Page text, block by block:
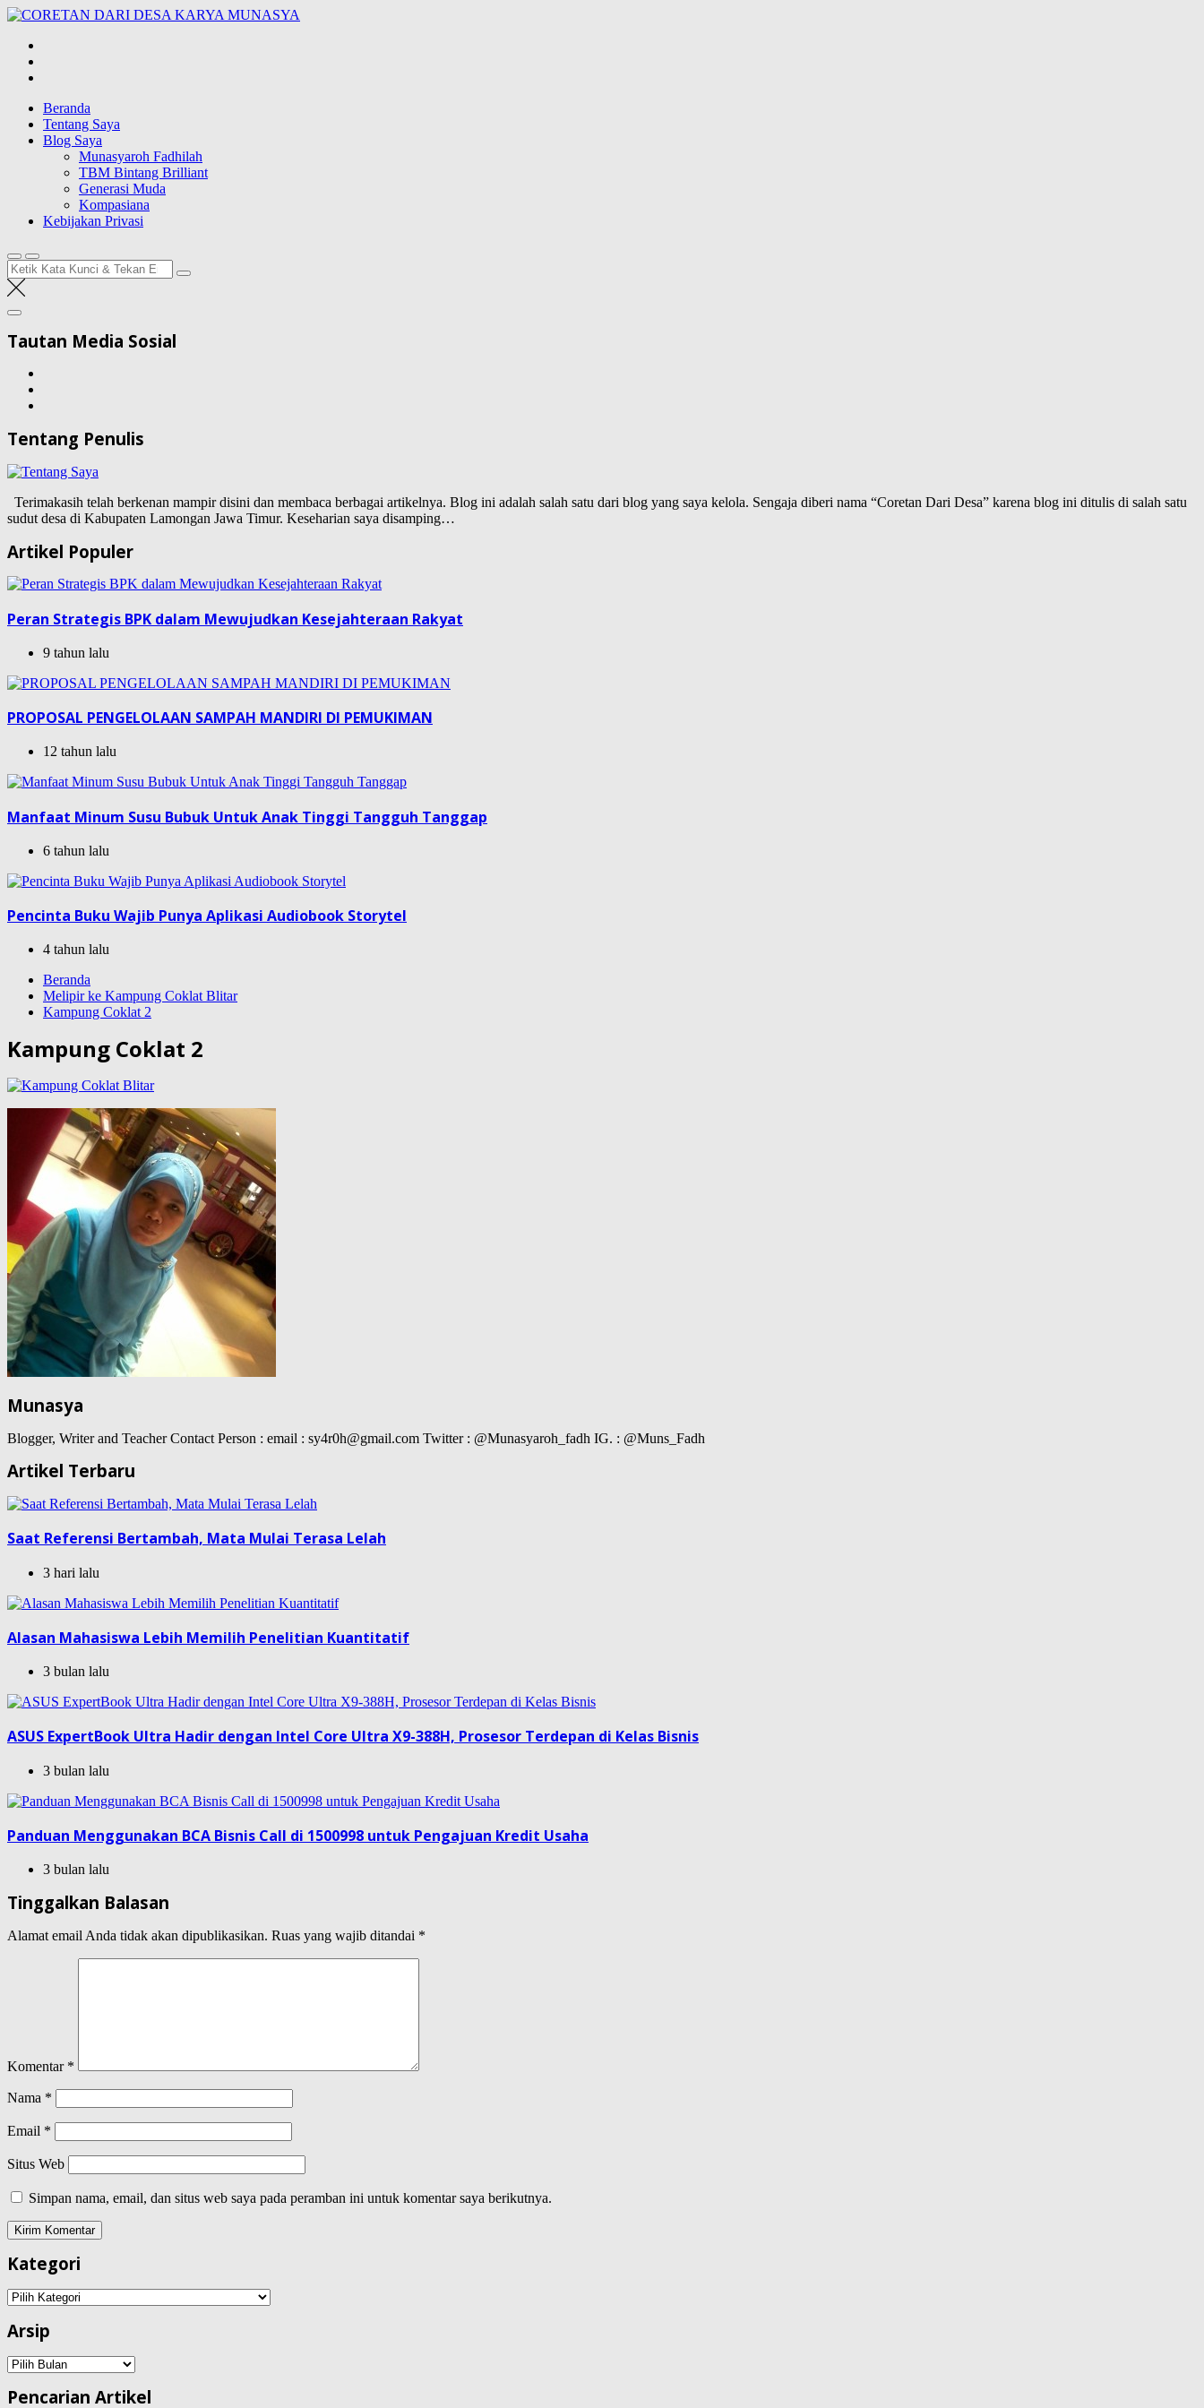
Lompat
konten
Blog Wong Ndeso yang ingin berbagi berbagai hal di sekitarnya
Beranda
Tentang Saya
Blog Saya
Munasyaroh Fadhilah
TBM Bintang Brilliant
Generasi Muda
Kompasiana
Kebijakan Privasi
Pencarian
untuk:
Tautan Media Sosial
Tentang Penulis
Terimakasih telah berkenan mampir disini dan membaca berbagai artikelnya. Blog ini adalah salah satu dari blog yang saya kelola. Sengaja diberi nama “Coretan Dari Desa” karena blog ini ditulis di salah satu
sudut desa di Kabupaten Lamongan Jawa Timur. Keseharian saya disamping…
Artikel Populer
Peran Strategis BPK dalam Mewujudkan Kesejahteraan Rakyat
9 tahun lalu
PROPOSAL PENGELOLAAN SAMPAH MANDIRI DI PEMUKIMAN
12 tahun lalu
Manfaat Minum Susu Bubuk Untuk Anak Tinggi Tangguh Tanggap
6 tahun lalu
Pencinta Buku Wajib Punya Aplikasi Audiobook Storytel
4 tahun lalu
Beranda
Melipir ke Kampung Coklat Blitar
Kampung Coklat 2
Kampung Coklat 2
Munasya
Blogger, Writer and Teacher Contact Person : email : sy4r0h@gmail.com Twitter : @Munasyaroh_fadh IG. : @Muns_Fadh
Artikel Terbaru
Saat Referensi Bertambah, Mata Mulai Terasa Lelah
3 hari lalu
Alasan Mahasiswa Lebih Memilih Penelitian Kuantitatif
3 bulan lalu
ASUS ExpertBook Ultra Hadir dengan Intel Core Ultra X9-388H, Prosesor Terdepan di Kelas Bisnis
3 bulan lalu
Panduan Menggunakan BCA Bisnis Call di 1500998 untuk Pengajuan Kredit Usaha
3 bulan lalu
Tinggalkan Balasan
Alamat email Anda tidak akan dipublikasikan. Ruas yang wajib ditandai *
Komentar *
Nama *
Email *
Situs Web
Simpan nama, email, dan situs web saya pada peramban ini untuk komentar saya berikutnya.
Kategori
Kategori
Arsip
Arsip
Pencarian Artikel